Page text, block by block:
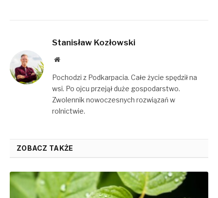
Stanisław Kozłowski
Website
Pochodzi z Podkarpacia. Całe życie spędził na
wsi. Po ojcu przejął duże gospodarstwo.
Zwolennik nowoczesnych rozwiązań w
rolnictwie.
ZOBACZ TAKŻE